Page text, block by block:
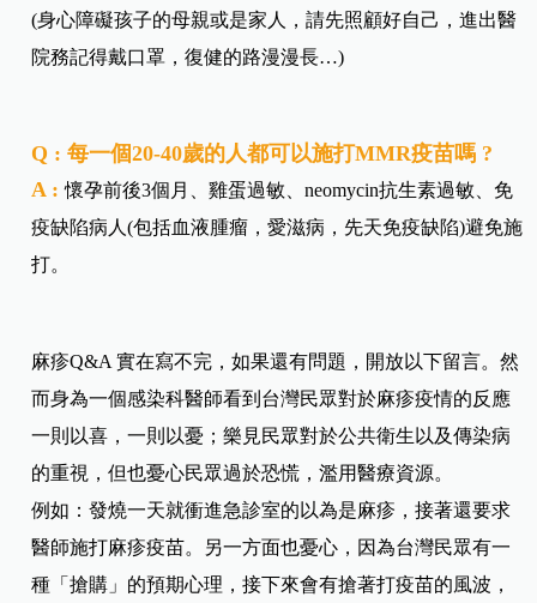
(身心障礙孩子的母親或是家人，請先照顧好自己，進出醫
院務記得戴口罩，復健的路漫漫長…)
Q : 每一個20-40歲的人都可以施打MMR疫苗嗎 ?
A :懷孕前後3個月、雞蛋過敏、neomycin抗生素過敏、免
疫缺陷病人(包括血液腫瘤，愛滋病，先天免疫缺陷)避免施
打。
麻疹Q&A 實在寫不完，如果還有問題，開放以下留言。然
而身為一個感染科醫師看到台灣民眾對於麻疹疫情的反應
一則以喜，一則以憂；樂見民眾對於公共衛生以及傳染病
的重視，但也憂心民眾過於恐慌，濫用醫療資源。
例如：發燒一天就衝進急診室的以為是麻疹，接著還要求
醫師施打麻疹疫苗。另一方面也憂心，因為台灣民眾有一
種「搶購」的預期心理，接下來會有搶著打疫苗的風波，